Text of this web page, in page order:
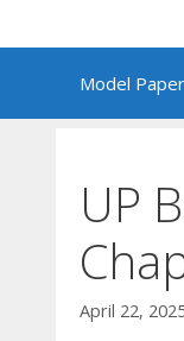
Model
UP
April 22,